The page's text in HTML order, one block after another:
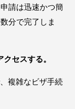
請は迅速かつ簡
分で完了しま
クセスする。
複雑なビザ手続